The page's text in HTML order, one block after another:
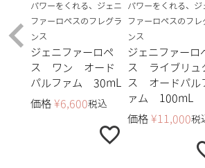
パワーをくれる、ジェニ
ファーロペスのフレグラ
ンス
ジェニファーロペ
ス ワン オード
パルファム 30mL
価格 ¥6,600税込
パワーをくれる、ジ
ファーロペスのフレ
ンス
ジェニファーロ
ス ライブリュ
ス オードパル
ァム 100mL
価格 ¥11,000税